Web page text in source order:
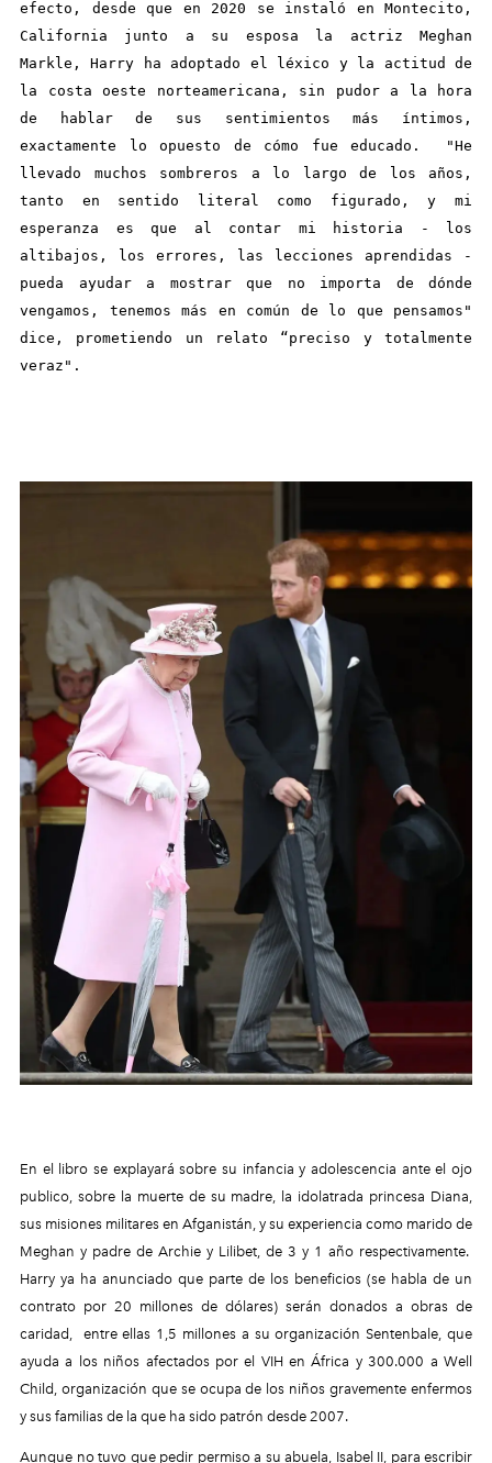
efecto, desde que en 2020 se instaló en Montecito,
California junto a su esposa la actriz Meghan
Markle, Harry ha adoptado el léxico y la actitud de
la costa oeste norteamericana, sin pudor a la hora
de hablar de sus sentimientos más íntimos,
exactamente lo opuesto de cómo fue educado. "He
llevado muchos sombreros a lo largo de los años,
tanto en sentido literal como figurado, y mi
esperanza es que al contar mi historia - los
altibajos, los errores, las lecciones aprendidas -
pueda ayudar a mostrar que no importa de dónde
vengamos, tenemos más en común de lo que pensamos"
dice, prometiendo un relato “preciso y totalmente
veraz".
En el libro se explayará sobre su infancia y adolescencia ante el ojo
publico, sobre la muerte de su madre, la idolatrada princesa Diana,
sus misiones militares en Afganistán, y su experiencia como marido de
Meghan y padre de Archie y Lilibet, de 3 y 1 año respectivamente.
Harry ya ha anunciado que parte de los beneficios (se habla de un
contrato por 20 millones de dólares) serán donados a obras de
caridad, entre ellas 1,5 millones a su organización Sentenbale, que
ayuda a los niños afectados por el VIH en África y 300.000 a Well
Child, organización que se ocupa de los niños gravemente enfermos
y sus familias de la que ha sido patrón desde 2007.
Aunque no tuvo que pedir permiso a su abuela, Isabel II, para escribir